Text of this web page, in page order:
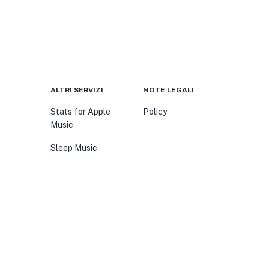
ALTRI SERVIZI
Stats for Apple
Music
Sleep Music
NOTE LEGALI
Policy